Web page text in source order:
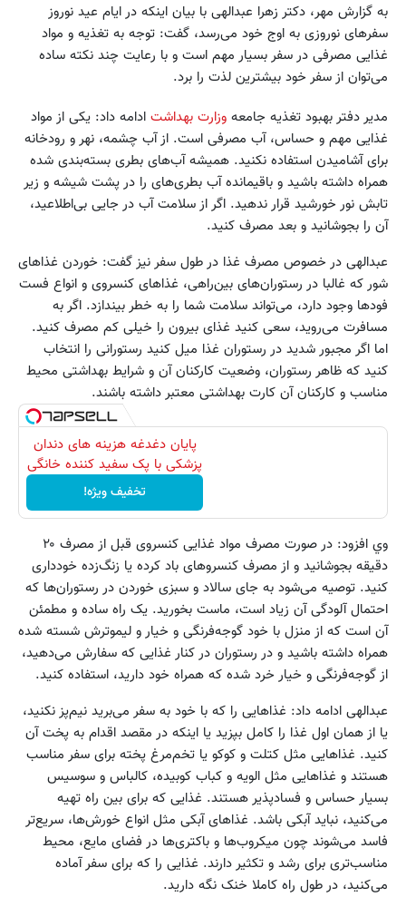
به گزارش مهر، دکتر زهرا عبدالهی با بیان اینکه در ایام عید نوروز
سفرهای نوروزی به اوج خود می‌رسد، گفت: توجه به تغذیه و مواد
غذایی مصرفی در سفر بسیار مهم است و با رعایت چند نکته ساده
می‌توان از سفر خود بیشترین لذت را برد.
مدیر دفتر بهبود تغذیه جامعه وزارت بهداشت ادامه داد: یکی از مواد
غذایی مهم و حساس، آب مصرفی است. از آب چشمه، نهر و رودخانه
برای آشامیدن استفاده نکنید. همیشه آب‌های بطری بسته‌بندی شده
همراه داشته باشید و باقیمانده آب بطری‌های را در پشت شیشه و زیر
تابش نور خورشید قرار ندهید. اگر از سلامت آب در جایی بی‌اطلاعید،
آن را بجوشانید و بعد مصرف کنید.
عبدالهی در خصوص مصرف غذا در طول سفر نيز گفت: خوردن غذاهای
شور که غالبا در رستوران‌های بین‌راهی، غذاهای کنسروی و انواع فست
فودها وجود دارد، می‌تواند سلامت شما را به خطر بیندازد. اگر به
مسافرت می‌روید، سعی کنید غذای بیرون را خیلی کم مصرف کنید.
اما اگر مجبور شدید در رستوران غذا میل کنید رستورانی را انتخاب
کنید که ظاهر رستوران، وضعیت کارکنان آن و شرایط بهداشتی محیط
مناسب و کارکنان آن کارت بهداشتی معتبر داشته باشند.
پایان دغدغه هزینه های دندان
پزشکی با پک سفید کننده خانگی
تخفیف ویژه!
وي افزود: در صورت مصرف مواد غذایی کنسروی قبل از مصرف ۲۰
دقیقه بجوشانید و از مصرف کنسروهای باد کرده یا زنگ‌زده خودداری
کنید. توصیه می‌شود به جای سالاد و سبزی خوردن در رستوران‌ها که
احتمال آلودگی آن زیاد است، ماست بخورید. یک راه ساده و مطمئن
آن است که از منزل با خود گوجه‌فرنگی و خیار و لیموترش شسته شده
همراه داشته باشید و در رستوران در کنار غذایی که سفارش می‌دهید،
از گوجه‌فرنگی و خیار خرد شده که همراه خود دارید، استفاده کنید.
عبدالهی ادامه داد: غذاهایی را که با خود به سفر می‌برید نیم‌پز نکنید،
یا از همان اول غذا را کامل بپزید یا اینکه در مقصد اقدام به پخت آن
کنید. غذاهایی مثل کتلت و کوکو یا تخم‌مرغ پخته برای سفر مناسب
هستند و غذاهایی مثل الویه و کباب کوبیده، کالباس و سوسیس
بسیار حساس و فسادپذیر هستند. غذایی که برای بین راه تهیه
می‌کنید، نباید آبکی باشد. غذاهای آبکی مثل انواع خورش‌ها، سریع‌تر
فاسد می‌شوند چون میکروب‌ها و باکتری‌ها در فضای مایع، محیط
مناسب‌تری برای رشد و تکثیر دارند. غذایی را که برای سفر آماده
می‌کنید، در طول راه کاملا خنک نگه دارید.